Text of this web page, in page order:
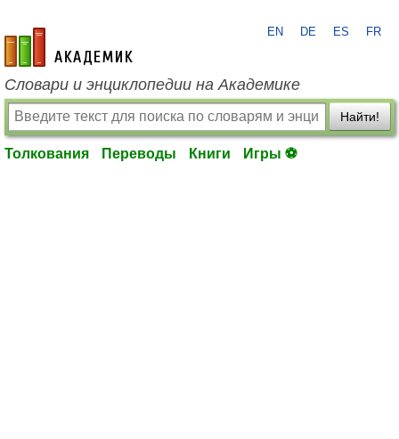
academic.ru
EN DE ES FR
Словари и энциклопедии на Академике
Найти!
Толкования Переводы Книги Игры ⚽